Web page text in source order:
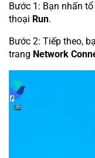
Bước 1: Bạn nhấn
thoại Run.
Bước 2: Tiếp theo,
trang Network